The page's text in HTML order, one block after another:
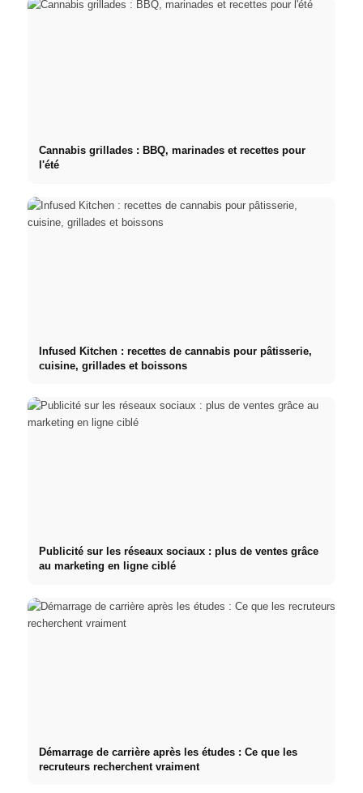
Cannabis grillades : BBQ, marinades et recettes pour
l'été
Infused Kitchen : recettes de cannabis pour pâtisserie,
cuisine, grillades et boissons
Publicité sur les réseaux sociaux : plus de ventes grâce
au marketing en ligne ciblé
Démarrage de carrière après les études : Ce que les
recruteurs recherchent vraiment